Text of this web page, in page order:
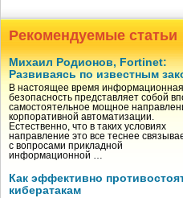
Рекомендуемые статьи
Михаил Родионов, Fortinet:
Развиваясь по известным
В настоящее время информационная
безопасность представляет собой
самостоятельное мощное
корпоративной автоматизации.
Естественно, что в таких условиях
направление это все теснее
с вопросами прикладной
информационной …
Как эффективно
кибератакам